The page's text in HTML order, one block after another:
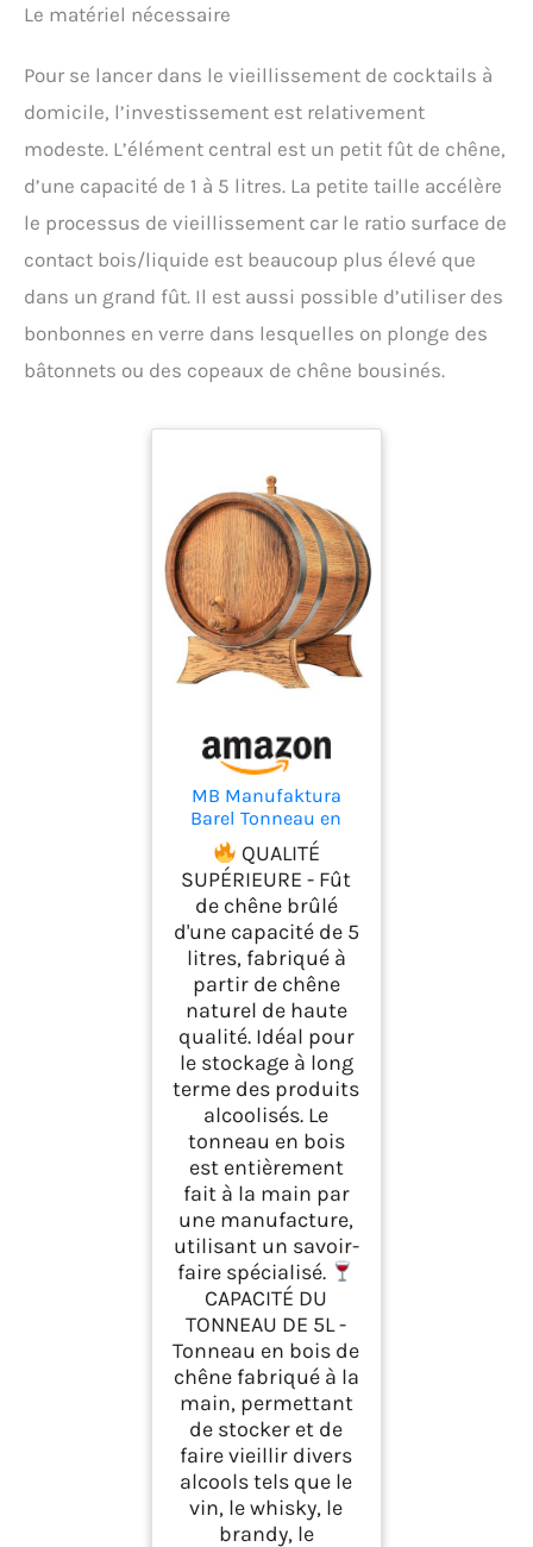
Le matériel nécessaire
Pour se lancer dans le vieillissement de cocktails à
domicile, l’investissement est relativement
modeste. L’élément central est un petit fût de chêne,
d’une capacité de 1 à 5 litres. La petite taille accélère
le processus de vieillissement car le ratio surface de
contact bois/liquide est beaucoup plus élevé que
dans un grand fût. Il est aussi possible d’utiliser des
bonbonnes en verre dans lesquelles on plonge des
bâtonnets ou des copeaux de chêne bousinés.
MB Manufaktura
Barel Tonneau en
Bois de chêne brûlé
5L - Fabriqué à la
Main, Idéal pour Vin,
Whisky, Brandy et
Plus - avec Support,
Bouchon et Robinet,
Fût en Bois Fût de
chêne Fût de 5 litres
QUALITÉ
SUPÉRIEURE - Fût
de chêne brûlé
d'une capacité de 5
litres, fabriqué à
partir de chêne
naturel de haute
qualité. Idéal pour
le stockage à long
terme des produits
alcoolisés. Le
tonneau en bois
est entièrement
fait à la main par
une manufacture,
utilisant un savoir-
faire spécialisé.
CAPACITÉ DU
TONNEAU DE 5L -
Tonneau en bois de
chêne fabriqué à la
main, permettant
de stocker et de
faire vieillir divers
alcools tels que le
vin, le whisky, le
brandy, le